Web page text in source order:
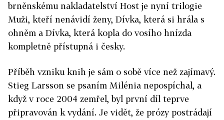
brněnskému nakladatelství Host je nyní trilogie
Muži, kteří nenávidí ženy, Dívka, která si hrála s
ohněm a Dívka, která kopla do vosího hnízda
kompletně přístupná i česky.
Příběh vzniku knih je sám o sobě více než zajímavý.
Stieg Larsson se psaním Milénia nepospíchal, a
když v roce 2004 zemřel, byl první díl teprve
připravován k vydání. Je vidět, že prózy postrádají